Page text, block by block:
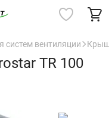
систем вентиляции
TR 100